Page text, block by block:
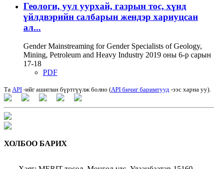
Геологи, уул уурхай, газрын тос, хүнд
үйлдвэрийн салбарын жендэр хариуцсан
ал...
Gender Mainstreaming for Gender Specialists of Geology,
Mining, Petroleum and Heavy Industry 2019 оны 6-р сарын
17-18
PDF
Та API -ийг ашиглан бүртгүүлж болно (API бичиг баримтууд -ээс харна уу).
ХОЛБОО БАРИХ